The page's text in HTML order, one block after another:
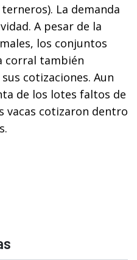
La demanda
A pesar de la
los conjuntos
corral también
cotizaciones. Aun
de los lotes faltos de
vacas cotizaron dentro